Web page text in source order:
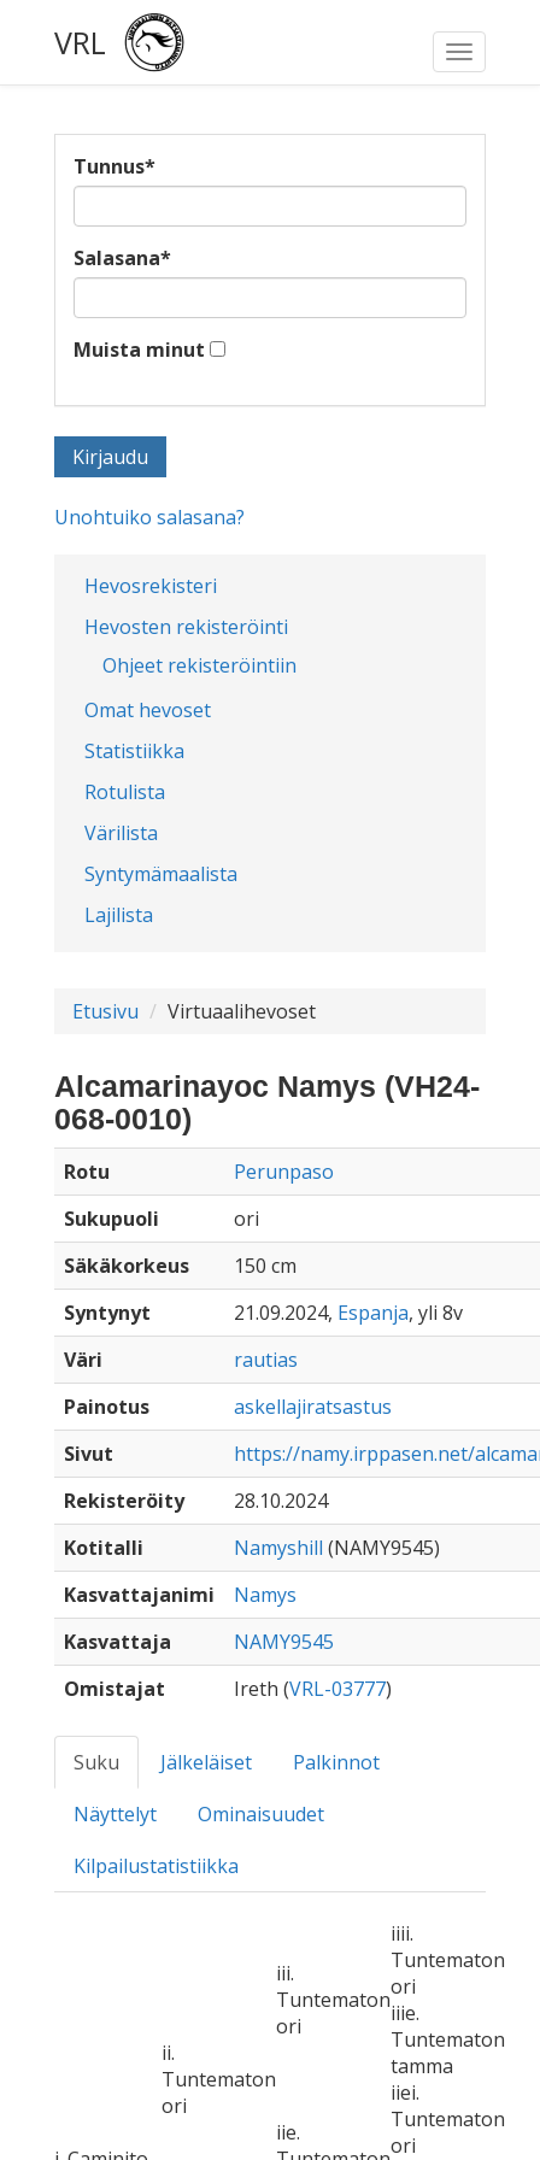
Toggle
VRL
Hevosrekisteri
Hevosten rekisteröinti
Ohjeet rekisteröintiin
Omat hevoset
Statistiikka
Rotulista
Värilista
Syntymämaalista
Lajilista
Tunnus*
Salasana*
Muista minut
Unohtuiko salasana?
Etusivu Virtuaalihevoset
Alcamarinayoc Namys (VH24-
068-0010)
Rotu
Perunpaso
Sukupuoli
ori
Säkäkorkeus
150 cm
Syntynyt
21.09.2024, Espanja, yli 8v
Väri
rautias
Painotus
askellajiratsastus
Sivut
https://namy.irppasen.net/
Rekisteröity
28.10.2024
Kotitalli
Namyshill (NAMY9545)
Kasvattajanimi
Namys
Kasvattaja
NAMY9545
Omistajat
Ireth (VRL-03777)
Suku Jälkeläiset
Palkinnot
Näyttelyt
Ominaisuudet
Kilpailustatistiikka
ii.
Tuntematon
ori
iii.
Tuntematon
ori
iiii.
Tuntematon
ori
iiie.
Tuntematon
tamma
iie.
iiei.
Tuntematon
ori